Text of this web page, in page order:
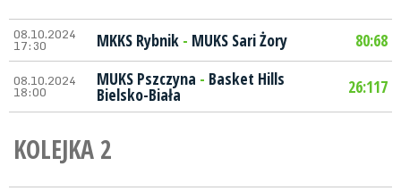
08.10.2024
17:30 MKKS Rybnik - MUKS Sari Żory 80:68
08.10.2024
18:00
MUKS Pszczyna - Basket Hills
Bielsko-Biała 26:117
KOLEJKA 2